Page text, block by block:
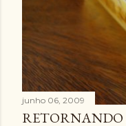
junho 06, 2009
RETORNANDO